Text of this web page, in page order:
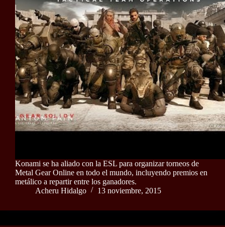
Konami se ha aliado con la ESL para organizar torneos de
Metal Gear Online en todo el mundo, incluyendo premios en
metálico a repartir entre los ganadores.
Acheru Hidalgo
13 noviembre, 2015